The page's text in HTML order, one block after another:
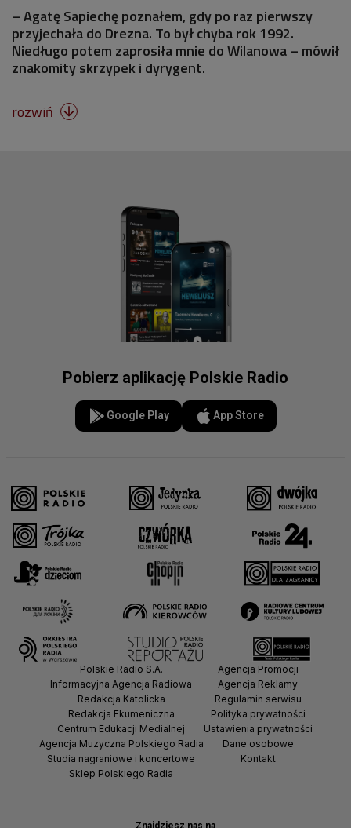
– Agatę Sapiechę poznałem, gdy po raz pierwszy
przyjechała do Drezna. To był chyba rok 1992.
Niedługo potem zaprosiła mnie do Wilanowa – mówił
znakomity skrzypek i dyrygent.
rozwiń 
Pobierz aplikację Polskie Radio
Google Play App Store
Znajdziesz nas na
Polskie Radio S.A.
Informacyjna Agencja Radiowa
Redakcja Katolicka
Redakcja Ekumeniczna
Centrum Edukacji Medialnej
Agencja Muzyczna Polskiego Radia
Studia nagraniowe i koncertowe
Sklep Polskiego Radia
Agencja Promocji
Agencja Reklamy
Regulamin serwisu
Polityka prywatności
Ustawienia prywatności
Dane osobowe
Kontakt